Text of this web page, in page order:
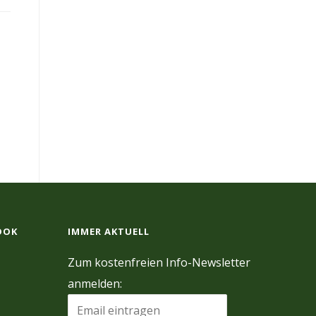
IMMER AKTUELL
Zum kostenfreien Info-Newsletter
anmelden: